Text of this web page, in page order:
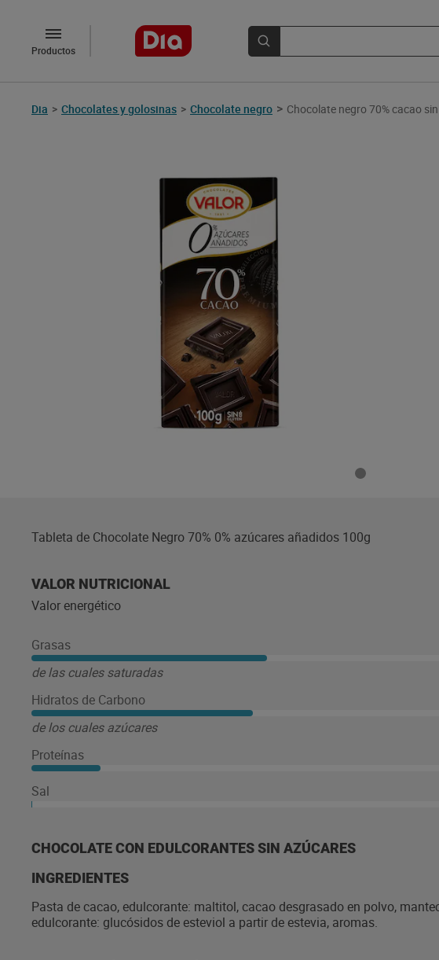
Productos
Dia > Chocolates y golosinas > Chocolate negro > Chocolate negro 70% cacao
Tableta de Chocolate Negro 70% 0% azúcares añadidos 100g
VALOR NUTRICIONAL
Valor energético
Grasas
de las cuales saturadas
Hidratos de Carbono
de los cuales azúcares
Proteínas
Sal
CHOCOLATE CON EDULCORANTES SIN AZÚCARES
INGREDIENTES
Pasta de cacao, edulcorante: maltitol, cacao desgrasado en polvo,
edulcorante: glucósidos de esteviol a partir de estevia, aromas.